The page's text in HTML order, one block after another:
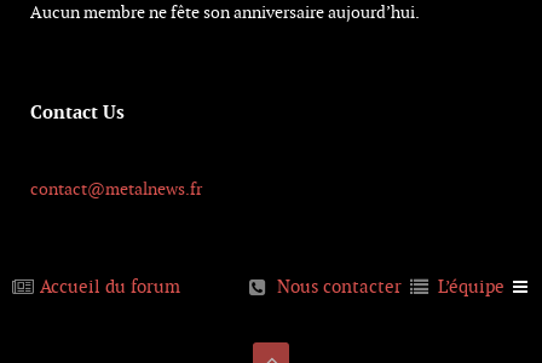
Aucun membre ne fête son anniversaire aujourd’hui.
Contact Us
contact@metalnews.fr
Accueil du forum L’équipe
Nous contacter